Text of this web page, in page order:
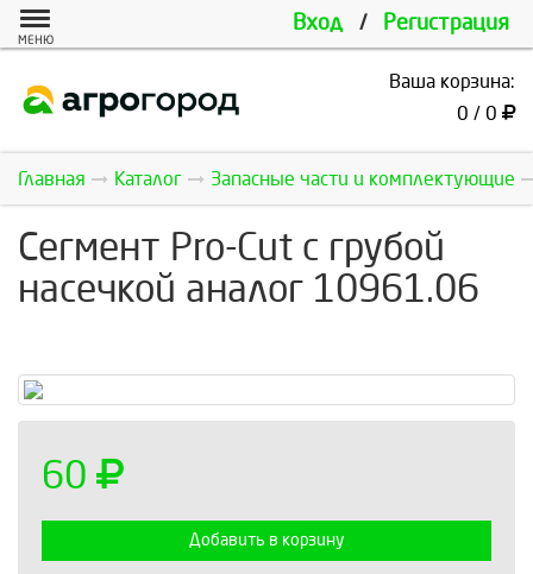
Вход / Регистрация
МЕНЮ
Ваша корзина:
0 / 0
Главная Каталог Запасные части и комплектующие
Сегмент Pro-Cut с грубой
насечкой аналог 10961.06
60
Добавить в корзину